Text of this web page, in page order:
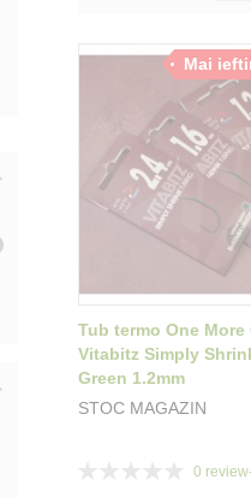
Mai
Tub termo One More
Vitabitz Simply
Green 1.2mm
STOC MAGAZIN
0